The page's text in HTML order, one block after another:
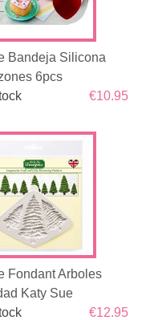
Bandeja Silicona
6pcs
€10.95
Fondant Arboles
Katy Sue
€12.95